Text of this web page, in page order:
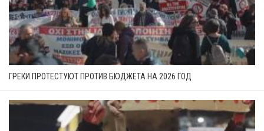
ГРЕКИ ПРОТЕСТУЮТ ПРОТИВ БЮДЖЕТА НА 2026 ГОД